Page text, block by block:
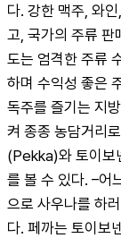
다. 강한 맥주, 와
고, 국가의 주류
도는 엄격한 주류
하며 수익성 좋은
독주를 즐기는 지
켜 종종 농담거리
(Pekka)와 토이보
를 볼 수 있다. –어
으로 사우나를 하
다. 페까는 토이보